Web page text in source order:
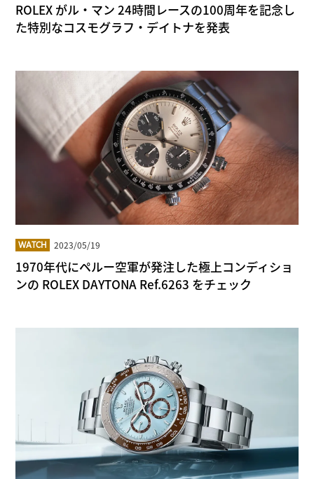
ROLEX がル・マン 24時間レースの100周年を記念し
た特別なコスモグラフ・デイトナを発表
WATCH 2023/05/19
1970年代にペルー空軍が発注した極上コンディショ
ンの ROLEX DAYTONA Ref.6263 をチェック